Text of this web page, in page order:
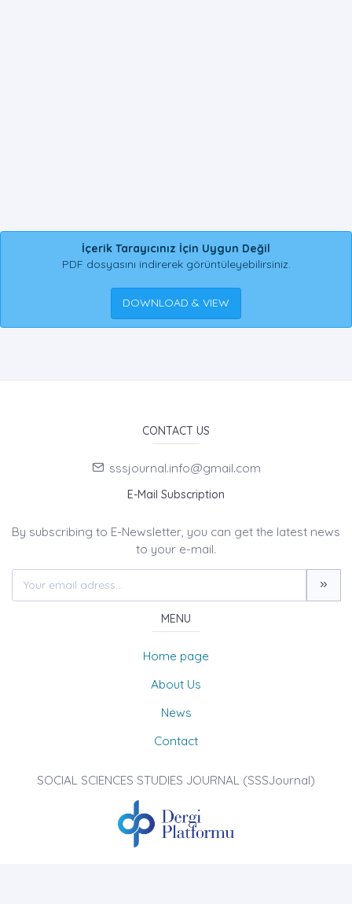
İçerik Tarayıcınız İçin Uygun Değil
PDF dosyasını indirerek görüntüleyebilirsiniz.
DOWNLOAD & VIEW
CONTACT US
sssjournal.info@gmail.com
E-Mail Subscription
By subscribing to E-Newsletter, you can get the latest news
to your e-mail.
MENU
Home page
About Us
News
Contact
SOCIAL SCIENCES STUDIES JOURNAL (SSSJournal)